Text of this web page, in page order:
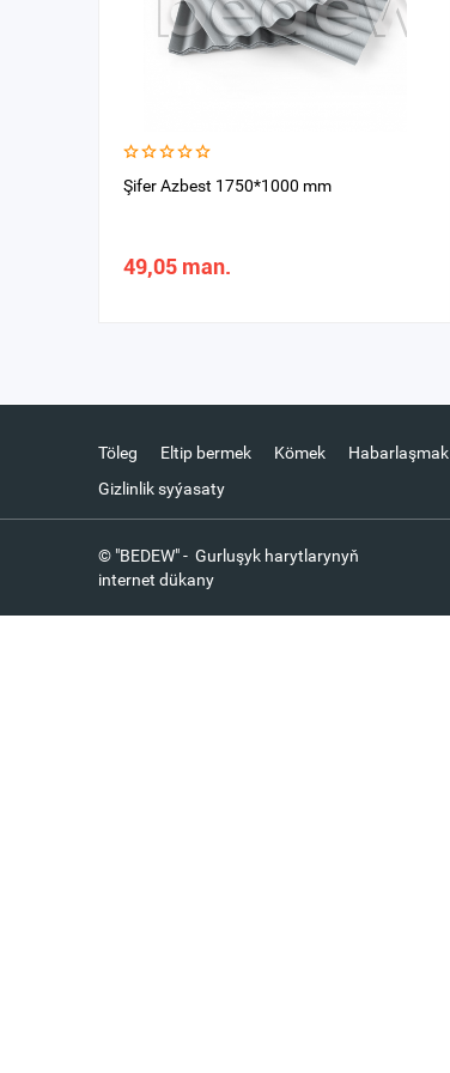
Şifer Azbest 1750*1000 mm
49,05 man.
Töleg Eltip bermek Kömek
Habarlaşmak
Gizlinlik syýasaty
© "BEDEW" - Gurluşyk harytlarynyň
internet dükany